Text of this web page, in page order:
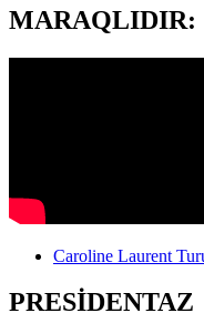
MARAQLIDIR:
Caroline Laurent
PRESİDENTAZ